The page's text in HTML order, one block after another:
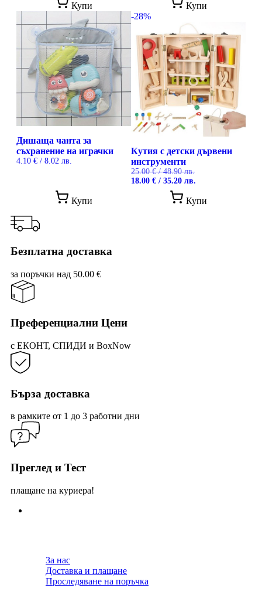
Купи Купи
Дишаща чанта за
съхранение на играчки
4.10 € / 8.02 лв.
Купи
-28%
Кутия с детски дървени
инструменти
25.00€/ 48.90 лв.
Original
18.00 € / 35.20 лв.
е:
Купи
Безплатна доставка
за поръчки над 50.00 €
Преференциални Цени
с ЕКОНТ, СПИДИ и BoxNow
Бърза доставка
в рамките от 1 до 3 работни дни
Преглед и Тест
плащане на куриера!
За нас
Доставка и плащане
Проследяване на поръчка